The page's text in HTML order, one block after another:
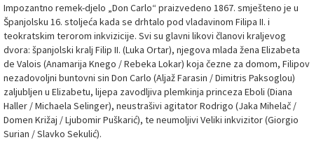
Impozantno remek-djelo „Don Carlo“ praizvedeno 1867. smješteno je u
Španjolsku 16. stoljeća kada se drhtalo pod vladavinom Filipa II. i
teokratskim terorom inkvizicije. Svi su glavni likovi članovi kraljevog
dvora: španjolski kralj Filip II. (Luka Ortar), njegova mlada žena Elizabeta
de Valois (Anamarija Knego / Rebeka Lokar) koja čezne za domom, Filipov
nezadovoljni buntovni sin Don Carlo (Aljaž Farasin / Dimitris Paksoglou)
zaljubljen u Elizabetu, lijepa zavodljiva plemkinja princeza Eboli (Diana
Haller / Michaela Selinger), neustrašivi agitator Rodrigo (Jaka Mihelač /
Domen Križaj / Ljubomir Puškarić), te neumoljivi Veliki inkvizitor (Giorgio
Surian / Slavko Sekulić).